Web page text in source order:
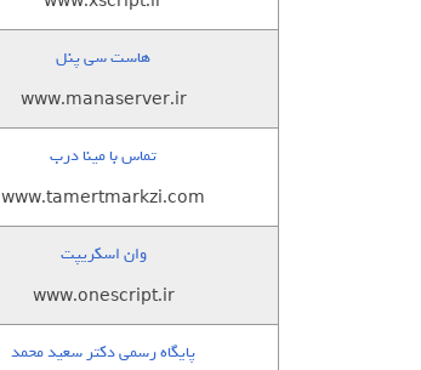
هاست سی پنل
www.manaserver.ir
تماس با مینا درب
www.tamertmarkzi.com
وان اسکریپت
www.onescript.ir
پایگاه رسمی دکتر سعید محمد